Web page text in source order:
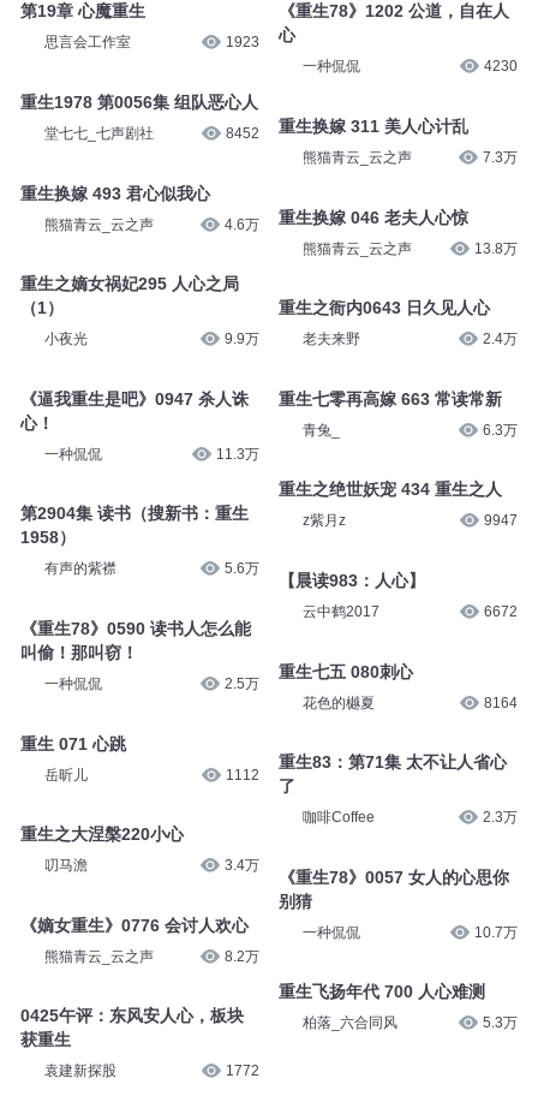
第19章 心魔重生
思言会工作室 1923
重生1978 第0056集 组队恶心人
堂七七_七声剧社 8452
重生换嫁 493 君心似我心
熊猫青云_云之声 4.6万
重生之嫡女祸妃295 人心之局
（1）
小夜光 9.9万
《逼我重生是吧》0947 杀人诛
心！
一种侃侃 11.3万
第2904集 读书（搜新书：重生
1958）
有声的紫襟 5.6万
《重生78》0590 读书人怎么能
叫偷！那叫窃！
一种侃侃 2.5万
重生 071 心跳
岳昕儿 1112
重生之大涅槃220小心
叨马澹 3.4万
《嫡女重生》0776 会讨人欢心
熊猫青云_云之声 8.2万
0425午评：东风安人心，板块
获重生
袁建新探股 1772
《重生78》1202 公道，自在人
心
一种侃侃 4230
重生换嫁 311 美人心计乱
熊猫青云_云之声 7.3万
重生换嫁 046 老夫人心惊
熊猫青云_云之声 13.8万
重生之衙内0643 日久见人心
老夫来野 2.4万
重生七零再高嫁 663 常读常新
青兔_ 6.3万
重生之绝世妖宠 434 重生之人
z紫月z 9947
【晨读983：人心】
云中鹤2017 6672
重生七五 080刺心
花色的樾夏 8164
重生83：第71集 太不让人省心
了
咖啡Coffee 2.3万
《重生78》0057 女人的心思你
别猜
一种侃侃 10.7万
重生飞扬年代 700 人心难测
柏落_六合同风 5.3万